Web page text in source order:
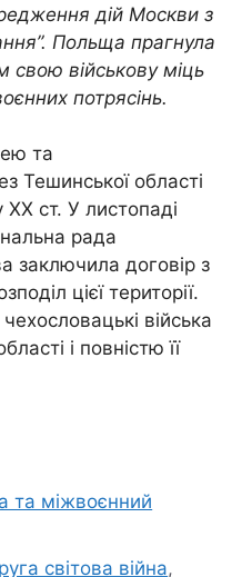
дій Москви з
Польща прагнула
свою військову міць
потрясінь.
та
Тешинської області
ст. У листопаді
рада
заключила договір з
цієї території.
війська
і повністю її
та міжвоєнний
світова війна,